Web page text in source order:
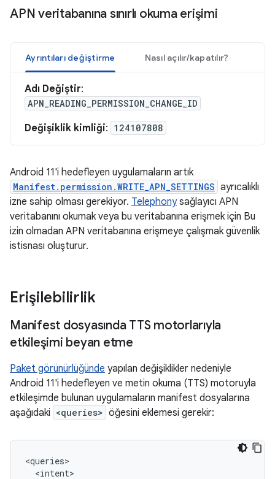
APN veritabanına sınırlı okuma erişimi
Ayrıntıları değiştirme Nasıl açılır/kapatılır?
Adı Değiştir:
APN_READING_PERMISSION_CHANGE_ID
Değişiklik kimliği: 124107808
Android 11'i hedefleyen uygulamaların artık
Manifest.permission.WRITE_APN_SETTINGS ayrıcalıklı
izne sahip olması gerekiyor. Telephonysağlayıcı APN
veritabanını okumak veya bu veritabanına erişmek için Bu
izin olmadan APN veritabanına erişmeye çalışmak güvenlik
istisnası oluşturur.
Erişilebilirlik
Manifest dosyasında TTS motorlarıyla
etkileşimi beyan etme
Paket görünürlüğünde yapılan değişiklikler nedeniyle
Android 11'i hedefleyen ve metin okuma (TTS) motoruyla
etkileşimde bulunan uygulamaların manifest dosyalarına
aşağıdaki <queries> öğesini eklemesi gerekir: